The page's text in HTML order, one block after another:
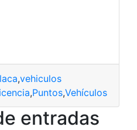
,vehiculos
,Puntos,Vehículos
entradas